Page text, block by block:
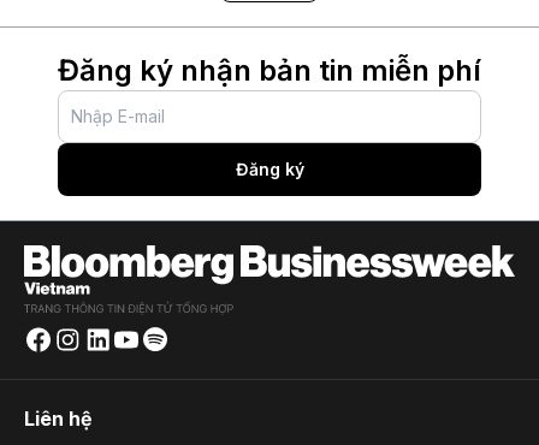
Đăng ký nhận bản tin miễn phí
Đăng ký
Liên hệ